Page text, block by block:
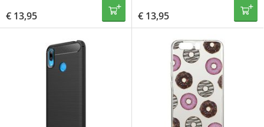
€ 13,95 € 13,95